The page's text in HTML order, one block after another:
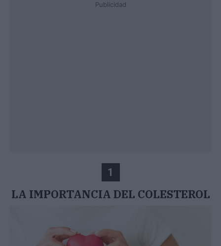
Publicidad
1
LA IMPORTANCIA DEL COLESTEROL